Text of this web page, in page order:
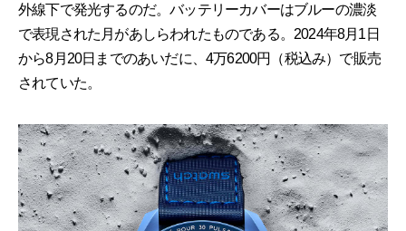
外線下で発光するのだ。バッテリーカバーはブルーの濃淡
で表現された月があしらわれたものである。2024年8月1日
から8月20日までのあいだに、4万6200円（税込み）で販売
されていた。